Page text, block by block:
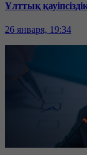
Ұлттық
26 января, 19:34